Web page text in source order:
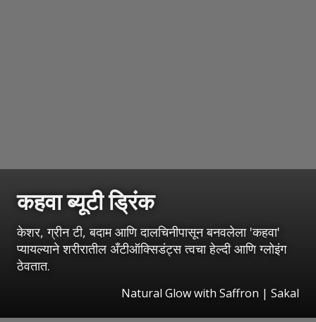
कहवा ब्यूटी ड्रिंक
केशर, ग्रीन टी, बदाम आणि दालचिनीपासून बनवलेला 'कहवा'
प्यायल्याने शरीरातील अँटीऑक्सिडंट्स त्वचा हेल्दी आणि ग्लोइंग
ठेवतात.
Natural Glow with Saffron | Sakal